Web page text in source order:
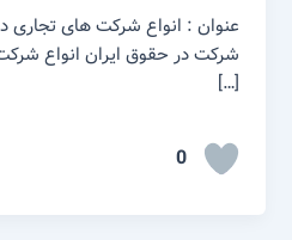
عنوان : انواع شرکت های تجاری
شرکت در حقوق ایران انواع
[…]
0